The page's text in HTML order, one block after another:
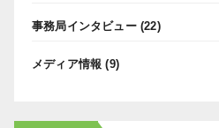
事務局インタビュー(22)
メディア情報 (9)